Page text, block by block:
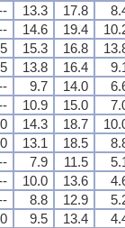
13.3 17.8
14.6 19.4
15.3 16.8
13.8 16.4
9.7 14.0
10.9 15.0
14.3 18.7
13.1 18.5
7.9 11.5
10.0 13.6
8.8 12.9
9.5 13.4